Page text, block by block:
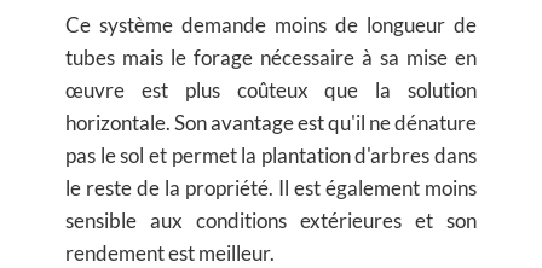
Ce système demande moins de longueur de
tubes mais le forage nécessaire à sa mise en
œuvre est plus coûteux que la solution
horizontale. Son avantage est qu'il ne dénature
pas le sol et permet la plantation d'arbres dans
le reste de la propriété. Il est également moins
sensible aux conditions extérieures et son
rendement est meilleur.